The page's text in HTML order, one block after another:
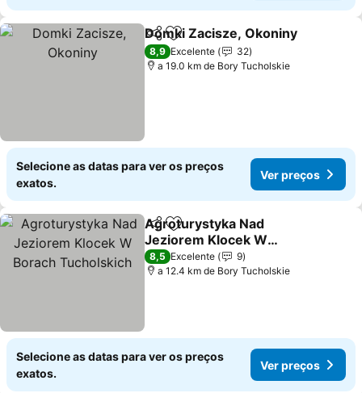
PartilharAdicionar aos favoritos
Domki Zacisze, Okoniny
8,9 Excelente
32
a 19.0 km de Bory Tucholskie
Selecione as datas para ver os preços
exatos.
Ver preços
PartilharAdicionar aos favoritos
Agroturystyka Nad
Jeziorem Klocek W
Borach Tucholskich
Ver preços
8,5 Excelente
9
a 12.4 km de Bory Tucholskie
Selecione as datas para ver os preços
exatos.
Ver preços